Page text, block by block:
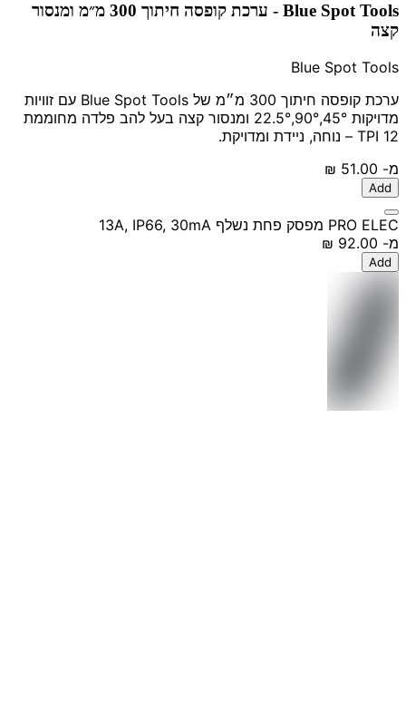
Blue Spot Tools - ערכת קופסה חיתוך 300 מ״מ ומנסור
קצה
Blue Spot Tools
ערכת קופסה חיתוך 300 מ״מ של Blue Spot Tools עם זוויות
מדויקות 45°,90°,22.5° ומנסור קצה בעל להב פלדה מחוממת
12 TPI – נוחה, ניידת ומדויקת.
מ-
Add
PRO ELEC מפסק פחת נשלף 13A, IP66, 30mA
מ-
Add